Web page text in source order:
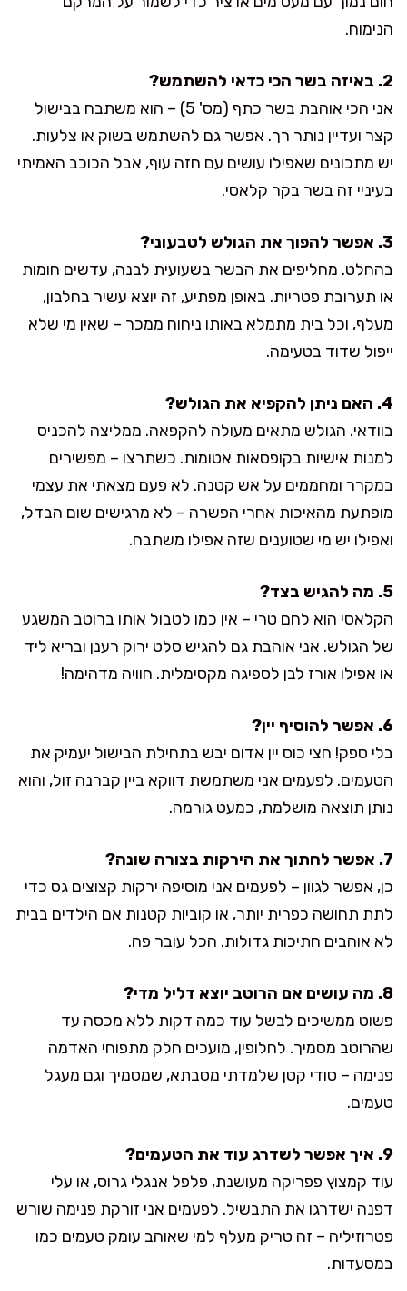
הנימוח.
2. באיזה בשר הכי כדאי להשתמש?
אני הכי אוהבת בשר כתף (מס' 5) – הוא משתבח בבישול
קצר ועדיין נותר רך. אפשר גם להשתמש בשוק או צלעות.
יש מתכונים שאפילו עושים עם חזה עוף, אבל הכוכב האמיתי
בעיניי זה בשר בקר קלאסי.
3. אפשר להפוך את הגולש לטבעוני?
בהחלט. מחליפים את הבשר בשעועית לבנה, עדשים חומות
או תערובת פטריות. באופן מפתיע, זה יוצא עשיר בחלבון,
מעלף, וכל בית מתמלא באותו ניחוח ממכר – שאין מי שלא
ייפול שדוד בטעימה.
4. האם ניתן להקפיא את הגולש?
בוודאי. הגולש מתאים מעולה להקפאה. ממליצה להכניס
למנות אישיות בקופסאות אטומות. כשתרצו – מפשירים
במקרר ומחממים על אש קטנה. לא פעם מצאתי את עצמי
מופתעת מהאיכות אחרי הפשרה – לא מרגישים שום הבדל,
ואפילו יש מי שטוענים שזה אפילו משתבח.
5. מה להגיש בצד?
הקלאסי הוא לחם טרי – אין כמו לטבול אותו ברוטב המשגע
של הגולש. אני אוהבת גם להגיש סלט ירוק רענן ובריא ליד
או אפילו אורז לבן לספיגה מקסימלית. חוויה מדהימה!
6. אפשר להוסיף יין?
בלי ספק! חצי כוס יין אדום יבש בתחילת הבישול יעמיק את
הטעמים. לפעמים אני משתמשת דווקא ביין קברנה זול, והוא
נותן תוצאה מושלמת, כמעט גורמה.
7. אפשר לחתוך את הירקות בצורה שונה?
כן, אפשר לגוון – לפעמים אני מוסיפה ירקות קצוצים גס כדי
לתת תחושה כפרית יותר, או קוביות קטנות אם הילדים בבית
לא אוהבים חתיכות גדולות. הכל עובר פה.
8. מה עושים אם הרוטב יוצא דליל מדי?
פשוט ממשיכים לבשל עוד כמה דקות ללא מכסה עד
שהרוטב מסמיך. לחלופין, מועכים חלק מתפוחי האדמה
פנימה – סודי קטן שלמדתי מסבתא, שמסמיך וגם מעגל
טעמים.
9. איך אפשר לשדרג עוד את הטעמים?
עוד קמצוץ פפריקה מעושנת, פלפל אנגלי גרוס, או עלי
דפנה ישדרגו את התבשיל. לפעמים אני זורקת פנימה שורש
פטרוזיליה – זה טריק מעלף למי שאוהב עומק טעמים כמו
במסעדות.